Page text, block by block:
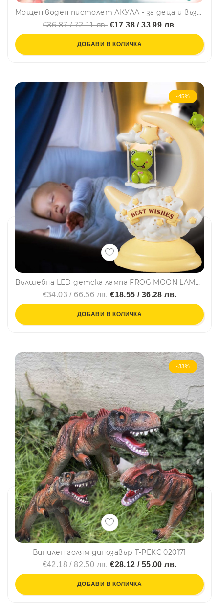
Мощен воден пистолет АКУЛА - за деца и възрастни, син, 40см
€36.87 / 72.11 лв.€17.38 / 33.99 лв.
ДОБАВИ В КОЛИЧКА
-45%
Вълшебна LED детска лампа FROG MOON LAMP - BEST WISHES GL1803, настолна, BF23
€34.03 / 66.56 лв.€18.55 / 36.28 лв.
ДОБАВИ В КОЛИЧКА
-33%
Винилен голям динозавър T-РЕКС 020171
€42.18 / 82.50 лв.€28.12 / 55.00 лв.
ДОБАВИ В КОЛИЧКА